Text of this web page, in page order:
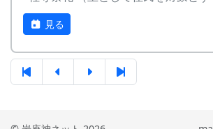
収穫祭にて
⾥へ
9 棚⽥の四季
10
この町で
-
メシアとポン四郎バ
メシアとポン四郎バ
ンド
見る